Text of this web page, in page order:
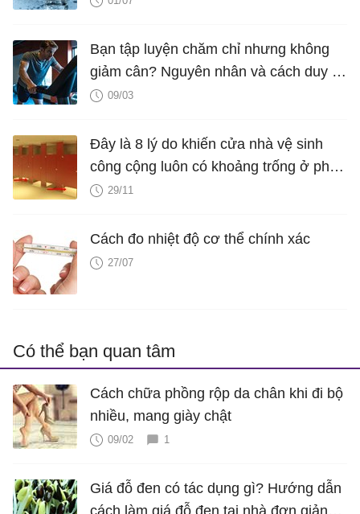
Bạn tập luyện chăm chỉ nhưng không
giảm cân? Nguyên nhân và cách duy trì
cân nặng hiệu quả
09/03
Đây là 8 lý do khiến cửa nhà vệ sinh
công cộng luôn có khoảng trống ở phía
dưới29/11
Cách đo nhiệt độ cơ thể chính xác
27/07
Có thể bạn quan tâm
Cách chữa phồng rộp da chân khi đi bộ
nhiều, mang giày chật
09/02 1
Giá đỗ đen có tác dụng gì? Hướng dẫn